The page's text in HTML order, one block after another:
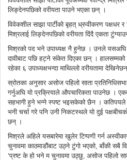
लिङ्देनपछिको वरीयता पाउने भएका छन् ।
विवेकशील साझा पार्टीको बृहत् ध्रुवीकरण पक्षधर
मिश्रलाई लिङ्देनपछिको वरीयता दिंदै एकता
मिश्रको पद भने उपाध्यक्ष नै हुनेछ । उनले यसअघि
दावीबाट पछि हट्ने संकेत दिएका छन् । हालसम्मको
रहेका ६ उपाध्यक्षभन्दा माथिल्लो वरीयतामा
स्रोतका अनुसार असोज पहिलो साता प्रतिनिधिसभा
गर्नुअघि यो प्रक्रियाले औपचारिकता पाउनेछ ।
सहभागी हुने भन्ने स्पष्ट भइसकेको छैन । कतिपयले
भनी चर्चा गरे पनि उनी निकटस्थले यो दुई
छन् ।
मिश्रले अहिले यसबारेमा खुलेर टिप्पणी गर्न
चुनावमा काठमाडौंबाट उठ्ने टुंगो भएको, बाँकी
‘प्रष्ट के हो भने म चुनावमा उठ्छु, असोज पहिलो